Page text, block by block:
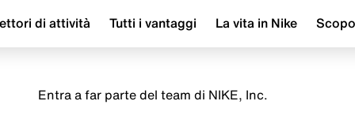
di attività Tutti i vantaggi La vita in Nike Scopo
Entra a far parte del team di NIKE, Inc.